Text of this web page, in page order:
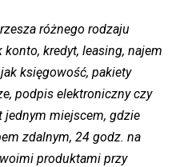
różnego rodzaju
kredyt, leasing, najem
księgowość, pakiety
podpis elektroniczny czy
jednym miejscem, gdzie
zdalnym, 24 godz. na
produktami przy